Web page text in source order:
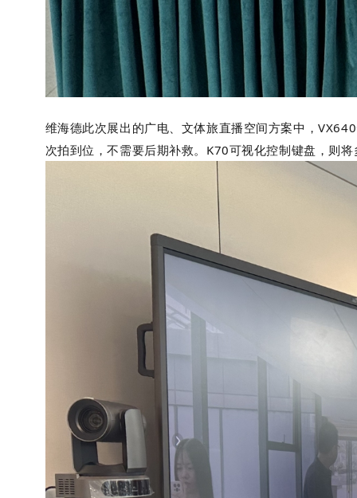
维海德此次展出的广电、文体旅直播空间方案中，
次拍到位，不需要后期补救。 K70可视化控制键盘，则